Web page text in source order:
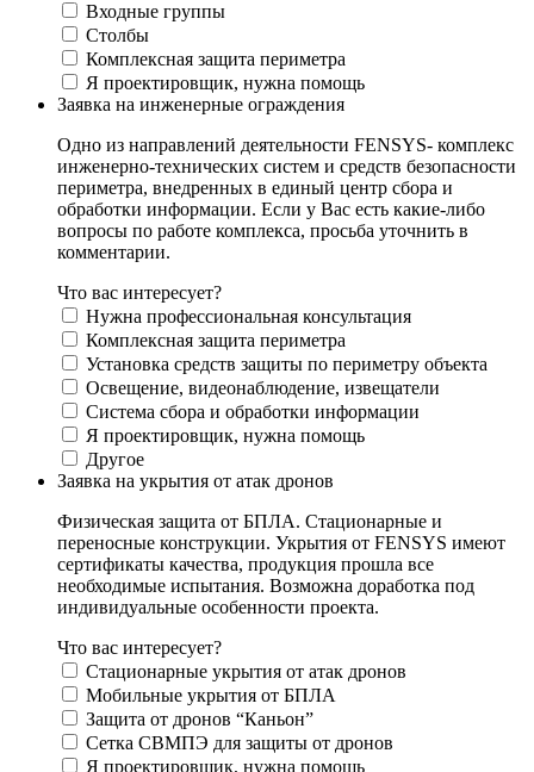
Входные группы
Столбы
Комплексная защита периметра
Я проектировщик, нужна помощь
Заявка на инженерные ограждения
Одно из направлений деятельности FENSYS- комплекс
инженерно-технических систем и средств безопасности
периметра, внедренных в единый центр сбора и
обработки информации. Если у Вас есть какие-либо
вопросы по работе комплекса, просьба уточнить в
комментарии.
Что вас интересует?
Нужна профессиональная консультация
Комплексная защита периметра
Установка средств защиты по периметру объекта
Освещение, видеонаблюдение, извещатели
Система сбора и обработки информации
Я проектировщик, нужна помощь
Другое
Заявка на укрытия от атак дронов
Физическая защита от БПЛА. Стационарные и
переносные конструкции. Укрытия от FENSYS имеют
сертификаты качества, продукция прошла все
необходимые испытания. Возможна доработка под
индивидуальные особенности проекта.
Что вас интересует?
Стационарные укрытия от атак дронов
Мобильные укрытия от БПЛА
Защита от дронов “Каньон”
Сетка СВМПЭ для защиты от дронов
Я проектировщик, нужна помощь